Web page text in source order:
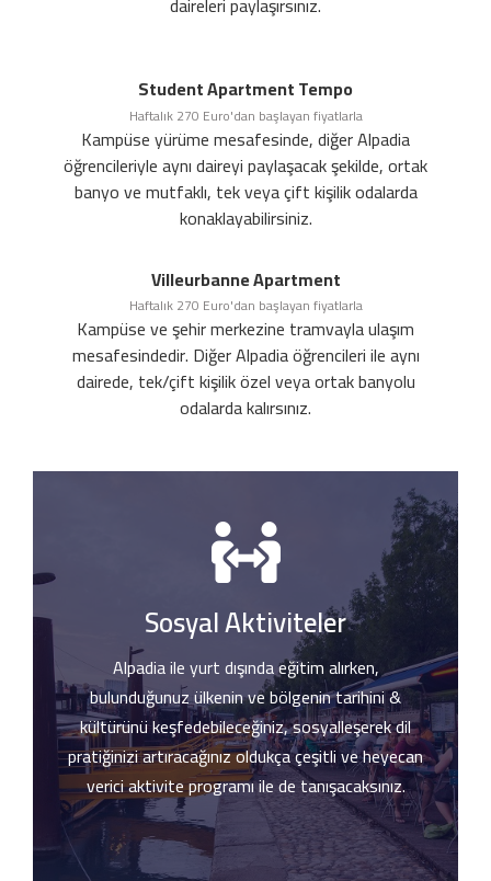
Student Apartment Tempo
Haftalık 270 Euro'dan başlayan fiyatlarla
Kampüse yürüme mesafesinde, diğer Alpadia
öğrencileriyle aynı daireyi paylaşacak şekilde, ortak
banyo ve mutfaklı, tek veya çift kişilik odalarda
konaklayabilirsiniz.
Villeurbanne Apartment
Haftalık 270 Euro'dan başlayan fiyatlarla
Kampüse ve şehir merkezine tramvayla ulaşım
mesafesindedir. Diğer Alpadia öğrencileri ile aynı
dairede, tek/çift kişilik özel veya ortak banyolu
odalarda kalırsınız.
Sosyal Aktiviteler
Alpadia ile yurt dışında eğitim alırken,
bulunduğunuz ülkenin ve bölgenin tarihini &
kültürünü keşfedebileceğiniz, sosyalleşerek dil
pratiğinizi artıracağınız oldukça çeşitli ve heyecan
verici aktivite programı ile de tanışacaksınız.